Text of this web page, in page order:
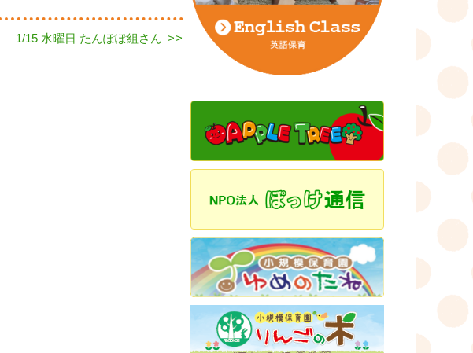
Next
1/15 水曜日 たんぽぽ組さん >>